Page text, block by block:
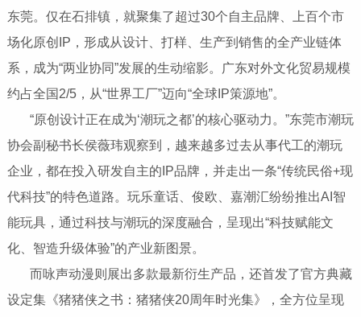
东莞。仅在石排镇，就聚集了超过30个自主品牌、上百个市
场化原创IP，形成从设计、打样、生产到销售的全产业链体
系，成为“两业协同”发展的生动缩影。广东对外文化贸易规模
约占全国2/5，从“世界工厂”迈向“全球IP策源地”。
​​​​​​​ “原创设计正在成为‘潮玩之都’的核心驱动力。”东莞市潮玩
协会副秘书长侯薇玮观察到，越来越多过去从事代工的潮玩
企业，都在投入研发自主的IP品牌，并走出一条“传统民俗+现
代科技”的特色道路。玩乐童话、俊欧、嘉潮汇纷纷推出AI智
能玩具，通过科技与潮玩的深度融合，呈现出“科技赋能文
化、智造升级体验”的产业新图景。
​​​​​​​ 而咏声动漫则展出多款最新衍生产品，还首发了官方典藏
设定集《猪猪侠之书：猪猪侠20周年时光集》，全方位呈现